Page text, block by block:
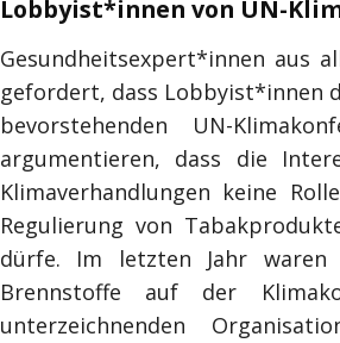
Lobbyist*innen von UN-
Gesundheitsexpert*innen aus
gefordert, dass Lobbyist*innen
bevorstehenden UN-
argumentieren, dass die
Klimaverhandlungen keine
Regulierung von
dürfe. Im letzten Jahr
Brennstoffe auf der
unterzeichnenden